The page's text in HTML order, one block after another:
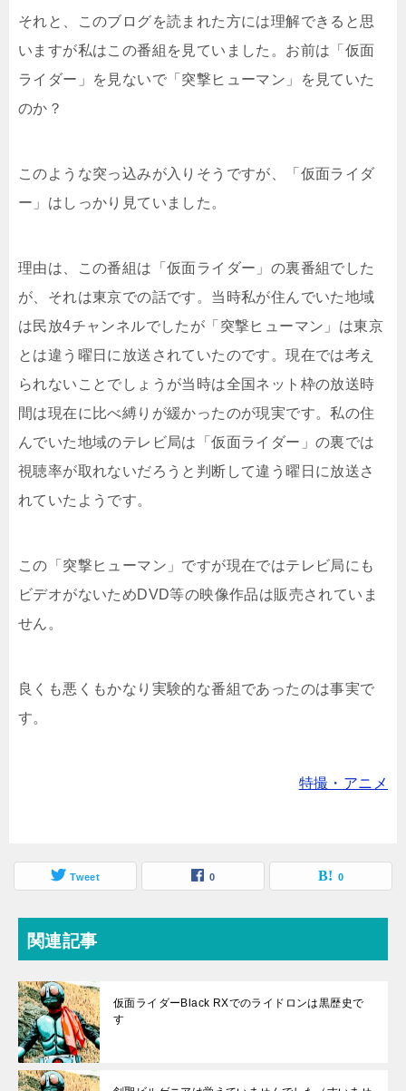
それと、このブログを読まれた方には理解できると思
いますが私はこの番組を見ていました。お前は「仮面
ライダー」を見ないで「突撃ヒューマン」を見ていた
のか？
このような突っ込みが入りそうですが、「仮面ライダ
ー」はしっかり見ていました。
理由は、この番組は「仮面ライダー」の裏番組でした
が、それは東京での話です。当時私が住んでいた地域
は民放4チャンネルでしたが「突撃ヒューマン」は東京
とは違う曜日に放送されていたのです。現在では考え
られないことでしょうが当時は全国ネット枠の放送時
間は現在に比べ縛りが緩かったのが現実です。私の住
んでいた地域のテレビ局は「仮面ライダー」の裏では
視聴率が取れないだろうと判断して違う曜日に放送さ
れていたようです。
この「突撃ヒューマン」ですが現在ではテレビ局にも
ビデオがないためDVD等の映像作品は販売されていま
せん。
良くも悪くもかなり実験的な番組であったのは事実で
す。
特撮・アニメ
Tweet 0 0
関連記事
仮面ライダーBlack RXでのライドロンは黒歴史で
す